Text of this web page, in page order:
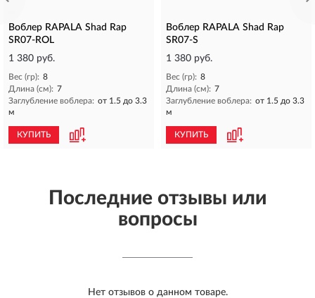
Воблер RAPALA Shad Rap
SR07-ROL
1 380 руб.
Вес (гр): 8
Длина (см): 7
Заглубление воблера: от 1.5 до 3.3
м
КУПИТЬ
Воблер RAPALA Shad Rap
SR07-S
1 380 руб.
Вес (гр): 8
Длина (см): 7
Заглубление воблера: от 1.5 до 3.3
м
КУПИТЬ
Последние отзывы или
вопросы
Нет отзывов о данном товаре.